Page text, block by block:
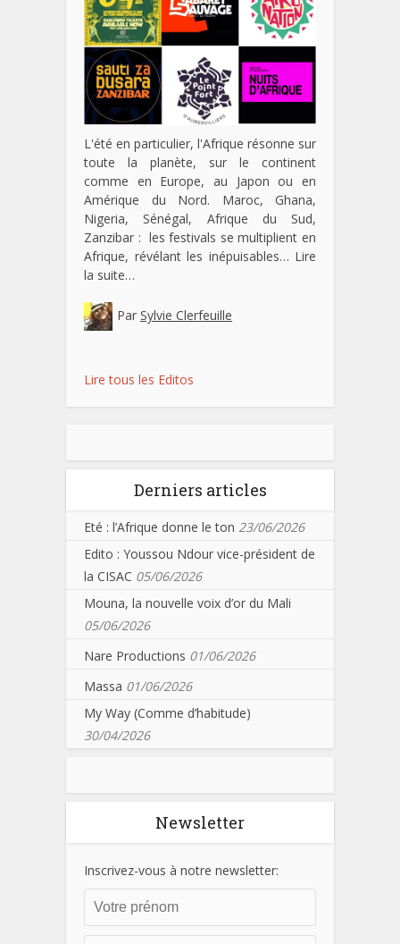
L'été en particulier, l'Afrique résonne sur
toute la planète, sur le continent
comme en Europe, au Japon ou en
Amérique du Nord. Maroc, Ghana,
Nigeria, Sénégal, Afrique du Sud,
Zanzibar : les festivals se multiplient en
Afrique, révélant les inépuisables… Lire
la suite…
Par Sylvie Clerfeuille
Lire tous les Editos
Derniers articles
Eté : l’Afrique donne le ton 23/06/2026
Edito : Youssou Ndour vice-président de
la CISAC 05/06/2026
Mouna, la nouvelle voix d’or du Mali
05/06/2026
Nare Productions 01/06/2026
Massa 01/06/2026
My Way (Comme d’habitude)
30/04/2026
Newsletter
Inscrivez-vous à notre newsletter: